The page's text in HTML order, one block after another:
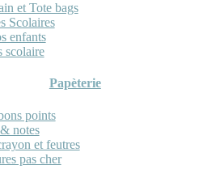
et Tote bags
Scolaires
enfants
scolaire
Papèterie
points
notes
et feutres
pas cher